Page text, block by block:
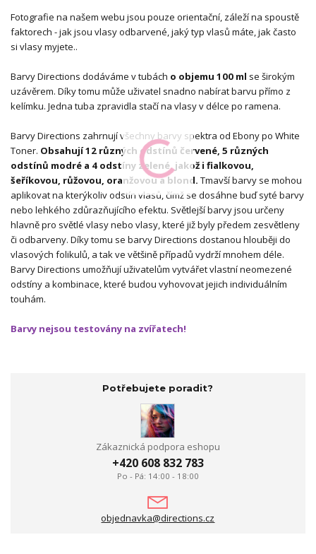
Fotografie na našem webu jsou pouze orientační, záleží na spoustě
faktorech - jak jsou vlasy odbarvené, jaký typ vlasů máte, jak často
si vlasy myjete..
Barvy Directions dodáváme v tubách o objemu 100 ml se širokým
uzávěrem. Díky tomu může uživatel snadno nabírat barvu přímo z
kelímku. Jedna tuba zpravidla stačí na vlasy v délce po ramena.
Barvy Directions zahrnují všechny barvy spektra od Ebony po White
Toner. Obsahují 12 různých odstínů červené, 5 různých
odstínů modré a 4 odstíny zelené, jakož i fialkovou,
šeříkovou, růžovou, oranžovou a blond. Tmavší barvy se mohou
aplikovat na kterýkoliv odstín vlasů, čímž se dosáhne buď syté barvy
nebo lehkého zdůrazňujícího efektu. Světlejší barvy jsou určeny
hlavně pro světlé vlasy nebo vlasy, které již byly předem zesvětleny
či odbarveny. Díky tomu se barvy Directions dostanou hlouběji do
vlasových folikulů, a tak ve většině případů vydrží mnohem déle.
Barvy Directions umožňují uživatelům vytvářet vlastní neomezené
odstíny a kombinace, které budou vyhovovat jejich individuálním
touhám.
Barvy nejsou testovány na zvířatech!
Potřebujete poradit?
Zákaznická podpora eshopu
+420 608 832 783
Po - Pá: 14:00 - 18:00
objednavka@directions.cz